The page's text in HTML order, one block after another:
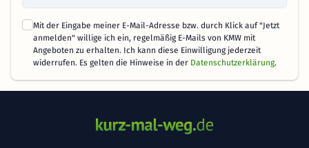
Mit der Eingabe meiner E-Mail-Adresse bzw. durch Klick auf "Jetzt
anmelden" willige ich ein, regelmäßig E-Mails von KMW mit
Angeboten zu erhalten. Ich kann diese Einwilligung jederzeit
widerrufen. Es gelten die Hinweise in der Datenschutzerklärung.